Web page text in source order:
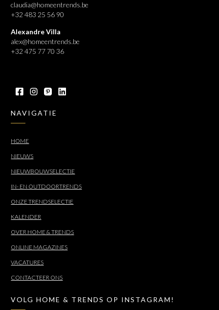
claudia@homeentrends.be
+32 483 25 56 90
Alexandre Villa
alex@homeentrends.be
+32 475 77 70 36
NAVIGATIE
HOME
NIEUWS
NIEUWBOUWSELECTIE
IN- EN OUTDOORTRENDS
ONZE TRENDSELECTIE
KALENDER
OVER HOME & TRENDS
ONLINE MAGAZINES
VACATURES
CONTACTEER ONS
VOLG HOME & TRENDS OP INSTAGRAM!